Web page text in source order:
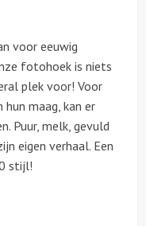
voor eeuwig
fotohoek is niets
plek voor! Voor
hun maag, kan er
Puur, melk, gevuld
eigen verhaal. Een
stijl!